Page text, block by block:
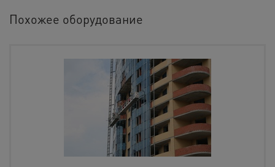
Похожее оборудование